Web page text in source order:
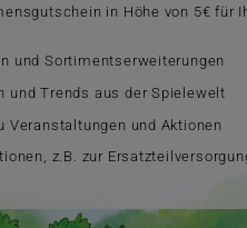
in Höhe von 5€ für
und Sortimentserweiterungen
und Trends aus der Spielewelt
Veranstaltungen und Aktionen
z.B. zur